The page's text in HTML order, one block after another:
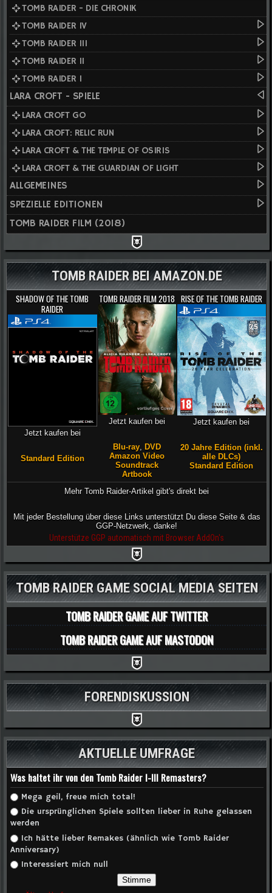
TOMB RAIDER - DIE CHRONIK
TOMB RAIDER IV
TOMB RAIDER III
TOMB RAIDER II
TOMB RAIDER I
LARA CROFT - SPIELE
LARA CROFT GO
LARA CROFT: RELIC RUN
LARA CROFT & THE TEMPLE OF OSIRIS
LARA CROFT & THE GUARDIAN OF LIGHT
ALLGEMEINES
SPEZIELLE EDITIONEN
TOMB RAIDER FILM (2018)
TOMB RAIDER BEI AMAZON.DE
SHADOW OF THE TOMB
RAIDER
Jetzt kaufen bei
Standard Edition
TOMB RAIDER FILM 2018
Jetzt kaufen bei
Blu-ray DVD
Amazon Video
Soundtrack
Artbook
RISE OF THE TOMB RAIDER
Jetzt kaufen bei
20 Jahre Edition (inkl.
alle DLCs)
Standard Edition
Mehr Tomb Raider-Artikel gibt's direkt bei
Mit jeder Bestellung über diese Links unterstützt Du diese Seite & das
GGP-Netzwerk, danke!
Unterstütze GGP automatisch mit Browser AddOn's
TOMB RAIDER GAME SOCIAL MEDIA SEITEN
TOMB RAIDER GAME AUF TWITTER
TOMB RAIDER GAME AUF MASTODON
FORENDISKUSSION
AKTUELLE UMFRAGE
Was haltet ihr von den Tomb Raider I-III Remasters?
Auswahlmöglichkeiten
Mega geil, freue mich total!
Die ursprünglichen Spiele sollten lieber in Ruhe gelassen
werden
Ich hätte lieber Remakes (ähnlich wie Tomb Raider
Anniversary)
Interessiert mich null